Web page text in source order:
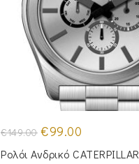
€149.00 Original
price
was:
€149.00.
€99.00
τιμή
είναι:
Ρολόι Ανδρικό CATERPILLAR